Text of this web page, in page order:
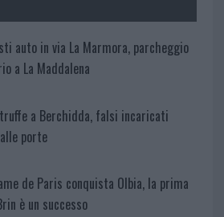
auto in via La Marmora, parcheggio
a La Maddalena
a Berchidda, falsi incaricati
porte
de Paris conquista Olbia, la prima
è un successo